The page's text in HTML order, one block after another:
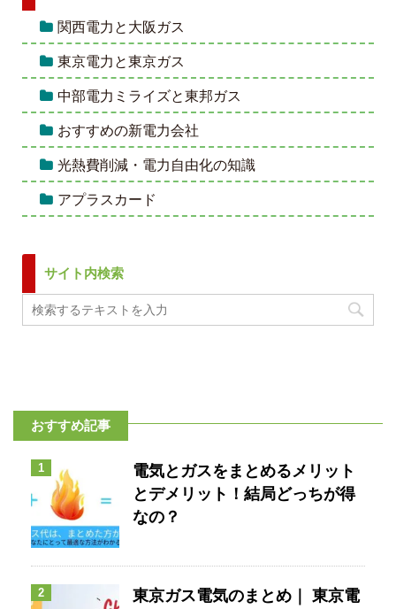
関西電力と大阪ガス
東京電力と東京ガス
中部電力ミライズと東邦ガス
おすすめの新電力会社
光熱費削減・電力自由化の知識
アプラスカード
サイト内検索
おすすめ記事
1
電気とガスをまとめるメリット
とデメリット！結局どっちが得
なの？
2
東京ガス電気のまとめ｜ 東京電